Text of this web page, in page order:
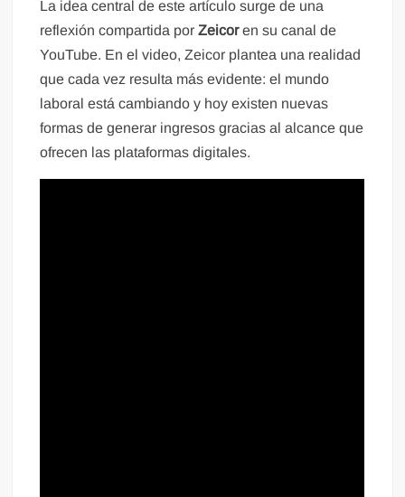
La idea central de este artículo surge de una
reflexión compartida porZeicoren su canal de
YouTube. En el video, Zeicor plantea una realidad
que cada vez resulta más evidente: el mundo
laboral está cambiando y hoy existen nuevas
formas de generar ingresos gracias al alcance que
ofrecen las plataformas digitales.